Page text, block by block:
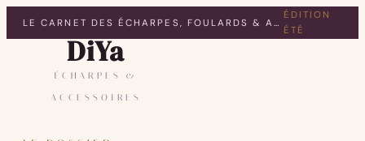
LE CARNET DES ÉCHARPES, FOULARDS & ACCESSOIRES
ÉDITION
ÉTÉ
DiYa
ÉCHARPES &
ACCESSOIRES